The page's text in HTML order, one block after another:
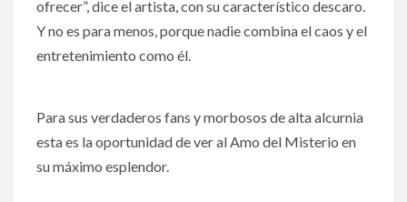
ofrecer”, dice el artista, con su característico descaro.
Y no es para menos, porque nadie combina el caos y el
entretenimiento como él.
Para sus verdaderos fans y morbosos de alta alcurnia
esta es la oportunidad de ver al Amo del Misterio en
su máximo esplendor.